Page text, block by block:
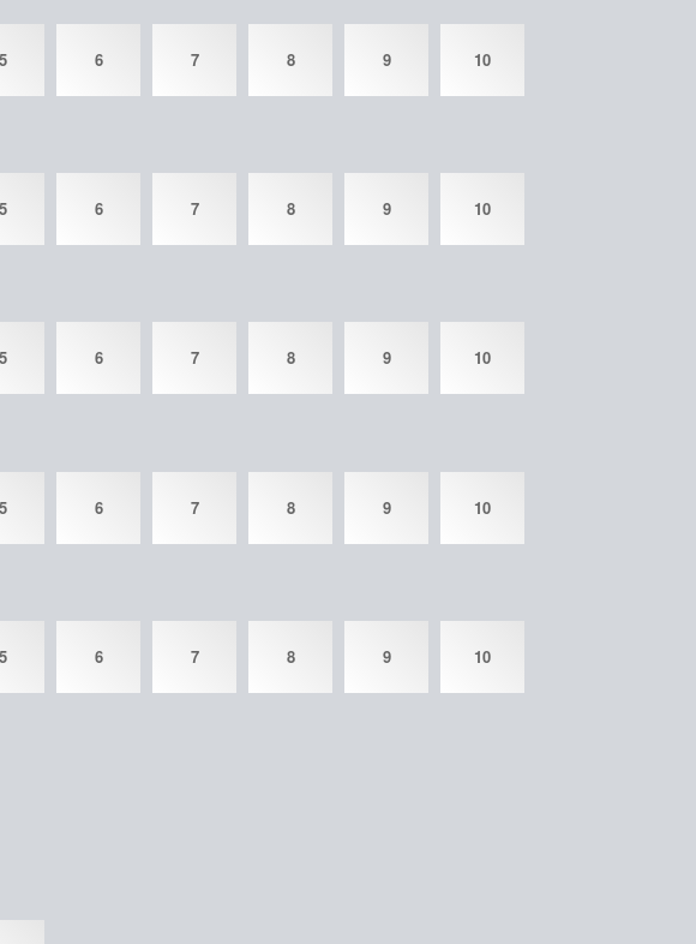
5 6 7 8 9 10
5 6 7 8 9 10
5 6 7 8 9 10
5 6 7 8 9 10
5 6 7 8 9 10